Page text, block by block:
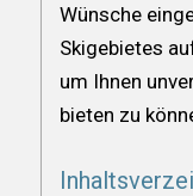
Wünsche
Skigebietes
um Ihnen
bieten zu